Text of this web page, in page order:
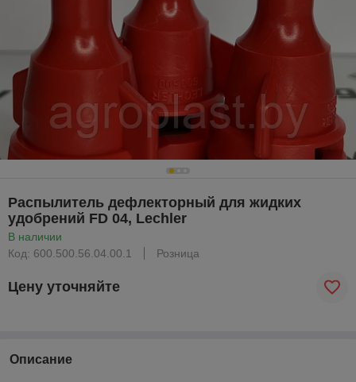
Распылитель дефлекторный для жидких
удобрений FD 04, Lechler
В наличии
Код: 600.500.56.04.00.1
Розница
Цену уточняйте
Описание